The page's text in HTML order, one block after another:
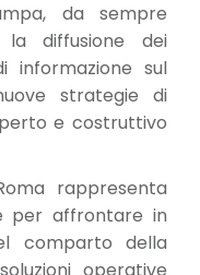
da sempre
diffusione dei
informazione sul
strategie di
e costruttivo
rappresenta
per affrontare in
comparto della